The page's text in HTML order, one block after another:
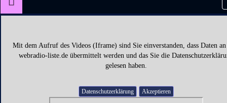
Mit dem Aufruf des Videos (Iframe) sind Sie einverstanden, dass Daten
webradio-liste.de übermittelt werden und das Sie die
gelesen haben.
Datenschutzerklärung